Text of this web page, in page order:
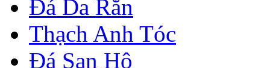
Đá Da Rắn
Thạch Anh Tóc
Đá San Hô